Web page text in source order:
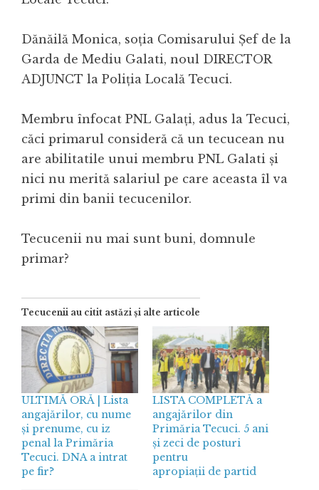
Dănăilă Monica, soția Comisarului Șef de la
Garda de Mediu Galati, noul DIRECTOR
ADJUNCT la Poliția Locală Tecuci.
Membru înfocat PNL Galați, adus la Tecuci,
căci primarul consideră că un tecucean nu
are abilitatile unui membru PNL Galati și
nici nu merită salariul pe care aceasta îl va
primi din banii tecucenilor.
Tecucenii nu mai sunt buni, domnule
primar?
Tecucenii au citit astăzi și alte articole
ULTIMĂ ORĂ | Lista
angajărilor, cu nume
și prenume, cu iz
penal la Primăria
Tecuci. DNA a intrat
pe fir?
LISTA COMPLETĂ a
angajărilor din
Primăria Tecuci. 5 ani
și zeci de posturi
pentru
apropiații de partid